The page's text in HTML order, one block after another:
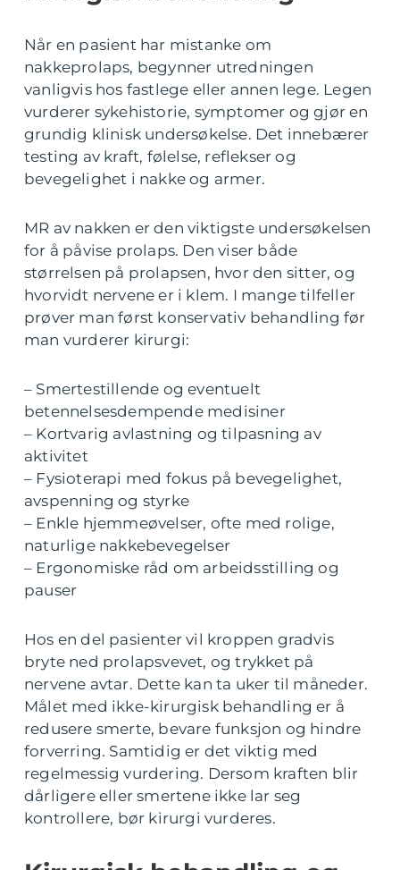
Når en pasient har mistanke om
nakkeprolaps, begynner utredningen
vanligvis hos fastlege eller annen lege. Legen
vurderer sykehistorie, symptomer og gjør en
grundig klinisk undersøkelse. Det innebærer
testing av kraft, følelse, reflekser og
bevegelighet i nakke og armer.
MR av nakken er den viktigste undersøkelsen
for å påvise prolaps. Den viser både
størrelsen på prolapsen, hvor den sitter, og
hvorvidt nervene er i klem. I mange tilfeller
prøver man først konservativ behandling før
man vurderer kirurgi:
– Smertestillende og eventuelt
betennelsesdempende medisiner
– Kortvarig avlastning og tilpasning av
aktivitet
– Fysioterapi med fokus på bevegelighet,
avspenning og styrke
– Enkle hjemmeøvelser, ofte med rolige,
naturlige nakkebevegelser
– Ergonomiske råd om arbeidsstilling og
pauser
Hos en del pasienter vil kroppen gradvis
bryte ned prolapsvevet, og trykket på
nervene avtar. Dette kan ta uker til måneder.
Målet med ikke-kirurgisk behandling er å
redusere smerte, bevare funksjon og hindre
forverring. Samtidig er det viktig med
regelmessig vurdering. Dersom kraften blir
dårligere eller smertene ikke lar seg
kontrollere, bør kirurgi vurderes.